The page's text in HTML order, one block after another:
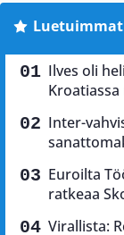
Luetuimmat
Ilves oli
Inter-
Euroilta
ratkeaa
Virallista: